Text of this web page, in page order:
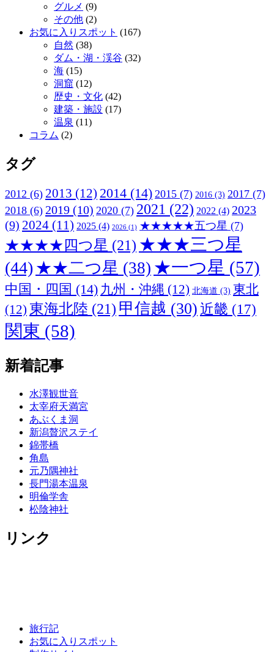
グルメ (9)
その他 (2)
お気に入りスポット (167)
自然 (38)
ダム・湖・渓谷 (32)
海 (15)
洞窟 (12)
歴史・文化 (42)
建築・施設 (17)
温泉 (11)
コラム (2)
タグ
2012 (6) 2013 (12) 2014 (14) 2015 (7) 2016 (3) 2017 (7)
2018 (6) 2019 (10) 2020 (7) 2021 (22) 2022 (4) 2023
(9) 2024 (11) 2025 (4) 2026 (1) ★★★★★五つ星 (7)
★★★★四つ星 (21) ★★★三つ星
(44) ★★二つ星 (38) ★一つ星 (57)
中国・四国 (14) 九州・沖縄 (12) 北海道 (3) 東北
(12) 東海北陸 (21) 甲信越 (30) 近畿 (17)
関東 (58)
新着記事
水澤観世音
太宰府天満宮
あぶくま洞
新潟贅沢ステイ
錦帯橋
角島
元乃隅神社
長門湯本温泉
明倫学舎
松陰神社
リンク
旅行記
お気に入りスポット